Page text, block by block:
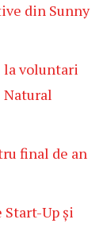
din Sunny
la voluntari
Natural
final de an
Start-Up și